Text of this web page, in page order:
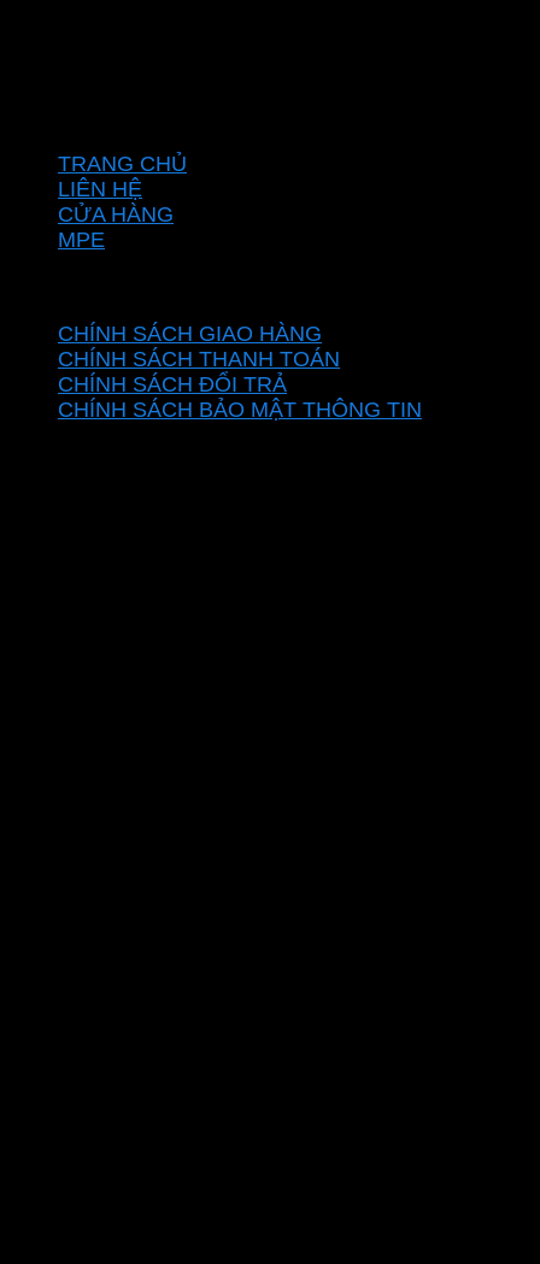
TRANG CHỦ
LIÊN HỆ
CỬA HÀNG
MPE
CHÍNH SÁCH GIAO HÀNG
CHÍNH SÁCH THANH TOÁN
CHÍNH SÁCH ĐỔI TRẢ
CHÍNH SÁCH BẢO MẬT THÔNG TIN